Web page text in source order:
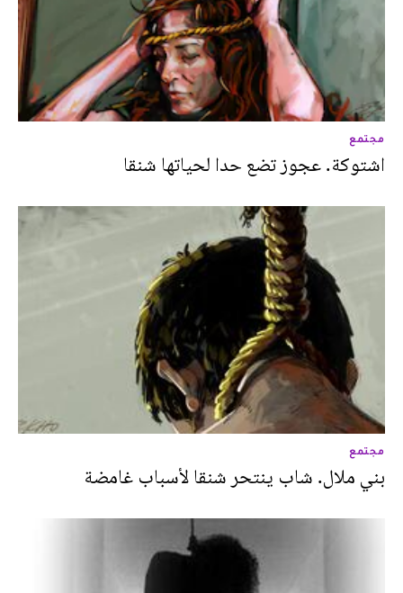
مجتمع
اشتوكة. عجوز تضع حدا لحياتها شنقا
مجتمع
بني ملال. شاب ينتحر شنقا لأسباب غامضة